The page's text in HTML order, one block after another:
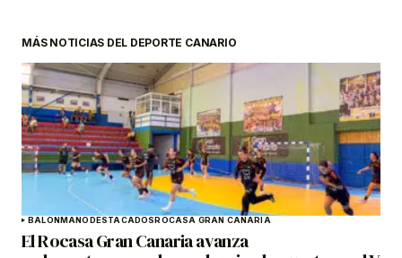
MÁS NOTICIAS DEL DEPORTE CANARIO
BALONMANODESTACADOSROCASA GRAN CANARIA
El Rocasa Gran Canaria avanza